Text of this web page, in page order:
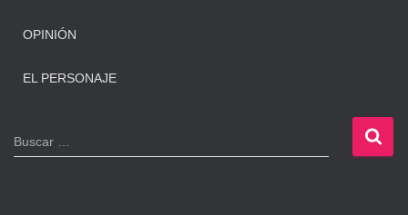
OPINIÓN
EL PERSONAJE
B
u
Buscar …